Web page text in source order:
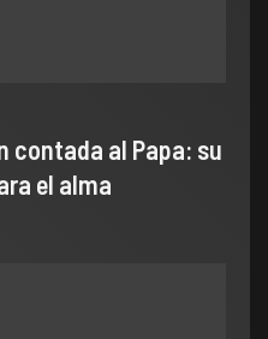
contada al Papa: su
el alma